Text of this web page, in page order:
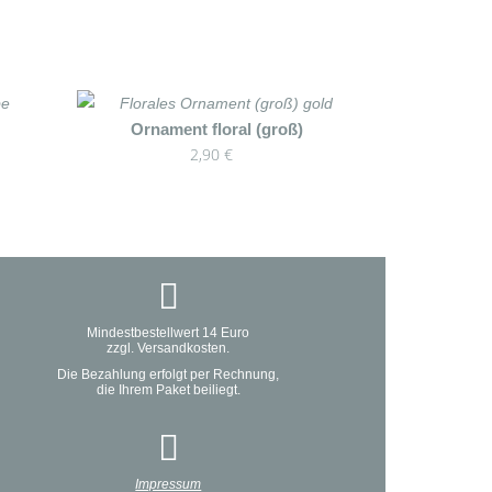
Ornament floral (groß)
2,90€
Mindestbestellwert 14 Euro
zzgl. Versandkosten.
Die Bezahlung erfolgt per Rechnung,
die Ihrem Paket beiliegt.
Impressum